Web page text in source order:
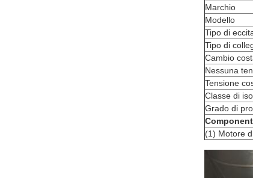
Marchio
Modello
Tipo di
Tipo di
Cambio
Nessuna
Tensione
Classe di
Grado di
(1) Motore